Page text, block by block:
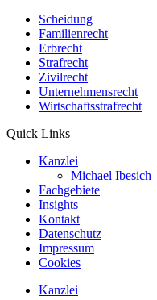
Scheidung
Familienrecht
Erbrecht
Strafrecht
Zivilrecht
Unternehmensrecht
Wirtschaftsstrafrecht
Quick Links
Kanzlei
Michael Ibesich
Fachgebiete
Insights
Kontakt
Datenschutz
Impressum
Cookies
Kanzlei